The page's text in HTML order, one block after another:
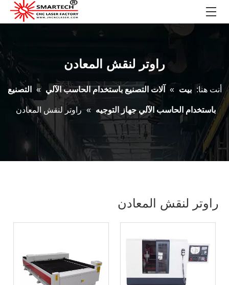
راوتر لنقش المعادن
أنت هنا: بيت » آلات التصنيع باستخدام الحاسب الآلي » التصنيع
باستخدام الحاسب الآلي جهاز التوجيه » راوتر لنقش المعادن
راوتر لنقش المعادن